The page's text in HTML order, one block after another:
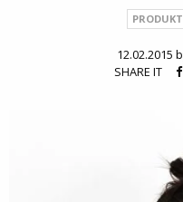
12.02.2015
SHARE IT